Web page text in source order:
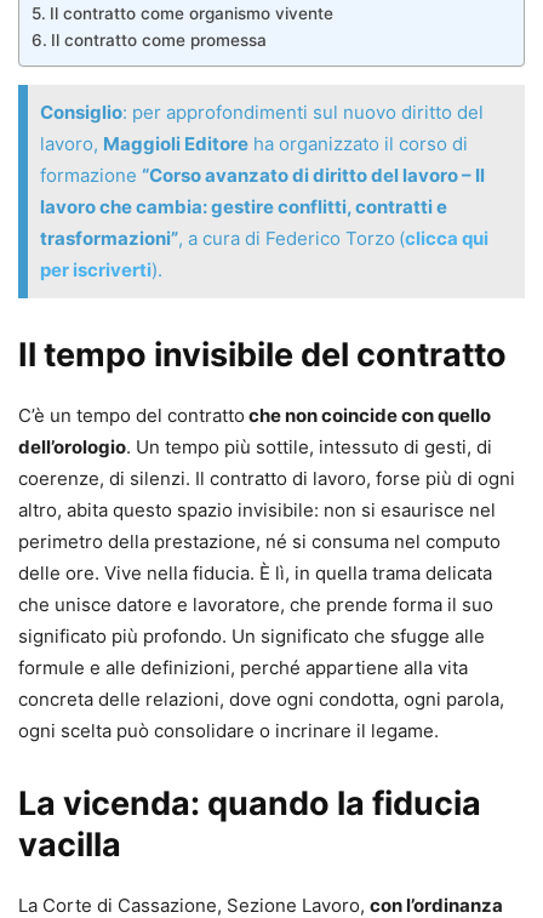
Il contratto come organismo vivente
Il contratto come promessa
Consiglio: per approfondimenti sul nuovo diritto del
lavoro, Maggioli Editore ha organizzato il corso di
formazione “Corso avanzato di diritto del lavoro – Il
lavoro che cambia: gestire conflitti, contratti e
trasformazioni”, a cura di Federico Torzo (clicca qui
per iscriverti).
Il tempo invisibile del contratto
C’è un tempo del contratto che non coincide con quello
dell’orologio. Un tempo più sottile, intessuto di gesti, di
coerenze, di silenzi. Il contratto di lavoro, forse più di ogni
altro, abita questo spazio invisibile: non si esaurisce nel
perimetro della prestazione, né si consuma nel computo
delle ore. Vive nella fiducia. È lì, in quella trama delicata
che unisce datore e lavoratore, che prende forma il suo
significato più profondo. Un significato che sfugge alle
formule e alle definizioni, perché appartiene alla vita
concreta delle relazioni, dove ogni condotta, ogni parola,
ogni scelta può consolidare o incrinare il legame.
La vicenda: quando la fiducia
vacilla
La Corte di Cassazione, Sezione Lavoro, con l’ordinanza